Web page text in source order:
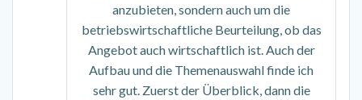
anzubieten, sondern auch um die
betriebswirtschaftliche Beurteilung, ob das
Angebot auch wirtschaftlich ist. Auch der
Aufbau und die Themenauswahl finde ich
sehr gut. Zuerst der Überblick, dann die